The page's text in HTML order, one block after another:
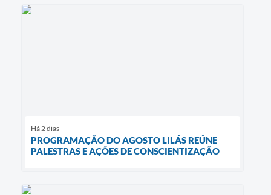
Há 2 dias
PROGRAMAÇÃO DO AGOSTO LILÁS REÚNE
PALESTRAS E AÇÕES DE CONSCIENTIZAÇÃO